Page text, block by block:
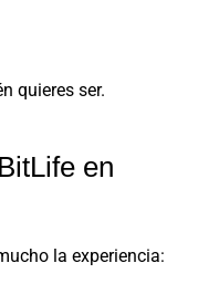
quieres ser.
en
la experiencia: